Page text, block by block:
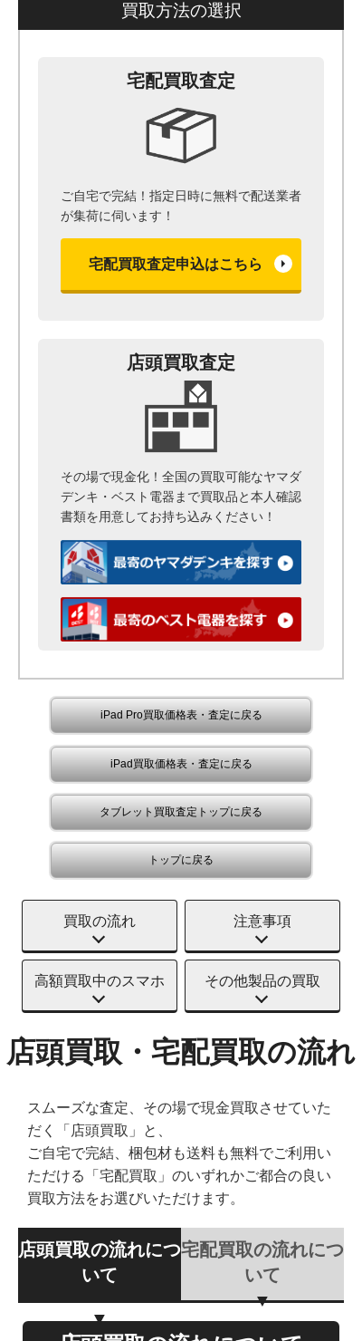
買取方法の選択
宅配買取査定
ご自宅で完結！指定日時に無料で配送業者
が集荷に伺います！
宅配買取査定申込はこちら
店頭買取査定
その場で現金化！全国の買取可能なヤマダ
デンキ・ベスト電器まで買取品と本人確認
書類を用意してお持ち込みください！
iPad Pro買取価格表・査定に戻る
iPad買取価格表・査定に戻る
タブレット買取査定トップに戻る
トップに戻る
買取の流れ 注意事項
高額買取中のスマホ その他製品の買取
店頭買取・宅配買取の流れ
スムーズな査定、その場で現金買取させていた
だく「店頭買取」と、
ご自宅で完結、梱包材も送料も無料でご利用い
ただける「宅配買取」のいずれかご都合の良い
買取方法をお選びいただけます。
店頭買取の流れにつ
いて
宅配買取の流れにつ
いて